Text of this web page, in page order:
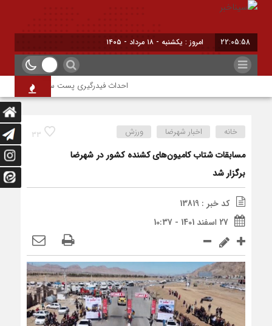
22:05:58 امروز : یکشنبه - ۱۸ مرداد - ۱۴۰۵
احداث فیدرگیری پست سیار شهرک رازی؛
33 خانه اخبار شهرضا ورزش
مسابقات شتاب کامیون‌های کشنده کشور در شهرضا
برگزار شد
کد خبر : 13819
27 اسفند 1401 - 10:37